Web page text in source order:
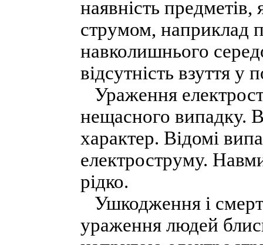
наявність
струмом, наприклад
навколишнього
відсутність взуття у
Ураження
нещасного випадку.
характер. Відомі
електроструму.
рідко.
Ушкодження і
ураження людей